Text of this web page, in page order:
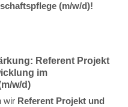
(m/w/d)!
Referent Projekt
im
w/d)
wir Referent Projekt und